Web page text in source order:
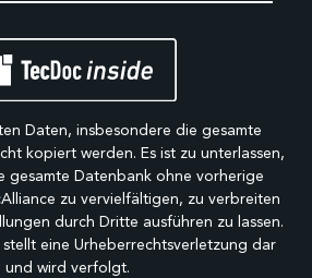
Daten, insbesondere die gesamte
kopiert werden. Es ist zu unterlassen,
gesamte Datenbank ohne vorherige
zu vervielfältigen, zu verbreiten
durch Dritte ausführen zu lassen.
eine Urheberrechtsverletzung dar
und wird verfolgt.